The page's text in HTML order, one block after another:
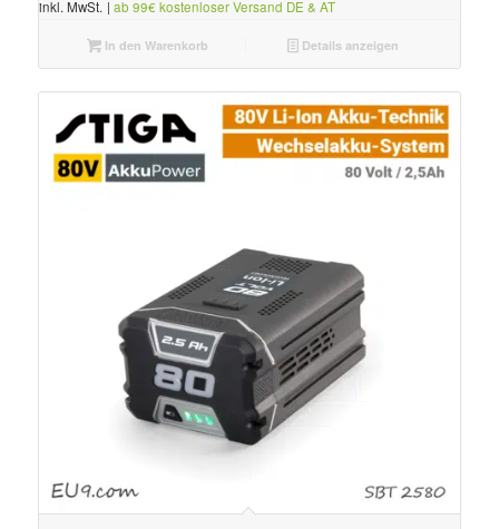
inkl. MwSt. | ab 99€ kostenloser Versand DE & AT
In den Warenkorb Details anzeigen